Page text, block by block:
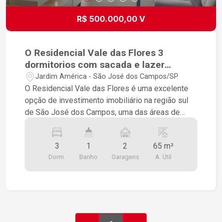
R$ 500.000,00 V
O Residencial Vale das Flores 3
dormitorios com sacada e lazer
completo
Jardim América - São José dos Campos/SP
O Residencial Vale das Flores é uma excelente
opção de investimento imobiliário na região sul
de São José dos Campos, uma das áreas de
uma completa infraestrutura de lazer e
segurança, o empreendimento é ideal para
famílias, casais ou mesmo para pessoas que
serviço, banheiro e uma vaga de garagem. O
3
Dorm.
1
Banho
2
Garagens
65 m²
A. Útil